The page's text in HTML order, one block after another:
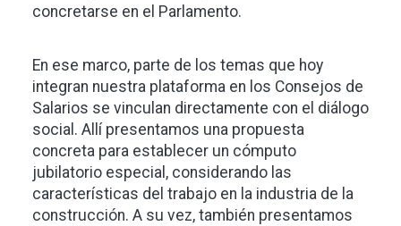
concretarse en el Parlamento.
En ese marco, parte de los temas que hoy
integran nuestra plataforma en los Consejos de
Salarios se vinculan directamente con el diálogo
social. Allí presentamos una propuesta
concreta para establecer un cómputo
jubilatorio especial, considerando las
características del trabajo en la industria de la
construcción. A su vez, también presentamos